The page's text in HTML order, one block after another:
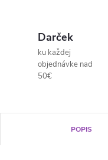
Darček
ku každej
objednávke nad
50€
POPIS